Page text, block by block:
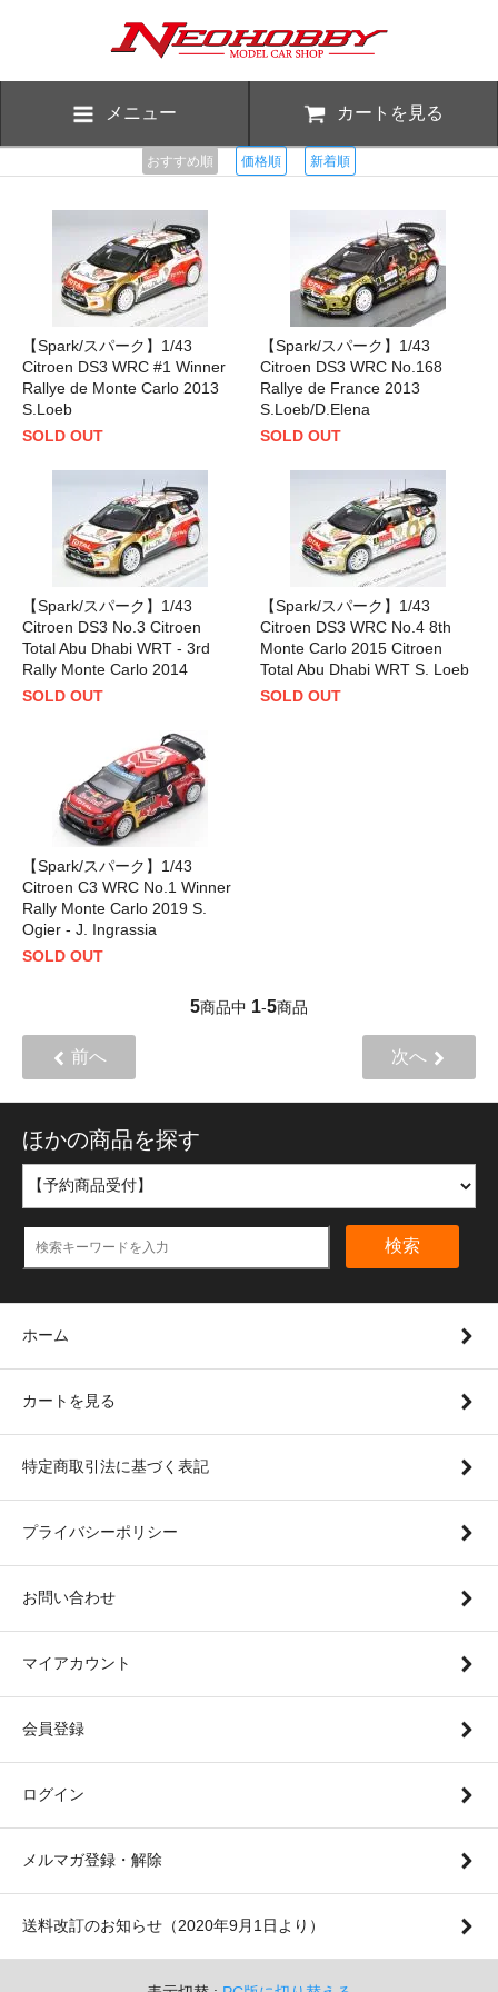
メニュー カートを見る
おすすめ順 価格順 新着順
【Spark/スパーク】1/43
Citroen DS3 WRC #1 Winner
Rallye de Monte Carlo 2013
S.Loeb
SOLD OUT
【Spark/スパーク】1/43
Citroen DS3 WRC No.168
Rallye de France 2013
S.Loeb/D.Elena
SOLD OUT
【Spark/スパーク】1/43
Citroen DS3 No.3 Citroen
Total Abu Dhabi WRT - 3rd
Rally Monte Carlo 2014
SOLD OUT
【Spark/スパーク】1/43
Citroen DS3 WRC No.4 8th
Monte Carlo 2015 Citroen
Total Abu Dhabi WRT S. Loeb
SOLD OUT
【Spark/スパーク】1/43
Citroen C3 WRC No.1 Winner
Rally Monte Carlo 2019 S.
Ogier - J. Ingrassia
SOLD OUT
5商品中 1-5商品
前へ 次へ
ほかの商品を探す
検索
ホーム
カートを見る
特定商取引法に基づく表記
プライバシーポリシー
お問い合わせ
マイアカウント
会員登録
ログイン
メルマガ登録・解除
送料改訂のお知らせ（2020年9月1日より）